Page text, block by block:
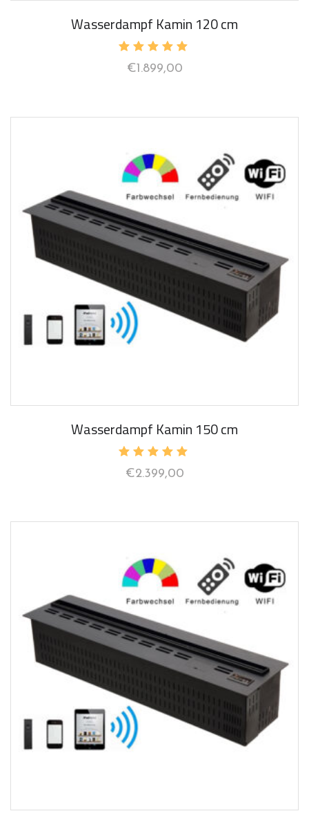
Wasserdampf Kamin 120 cm
Bewertet
mit
€1.899,00
Wasserdampf Kamin 150 cm
Bewertet
mit
€2.399,00